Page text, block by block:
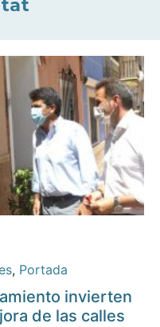
, Portada
invierten
de las calles